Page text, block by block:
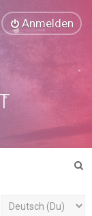
Anmelden